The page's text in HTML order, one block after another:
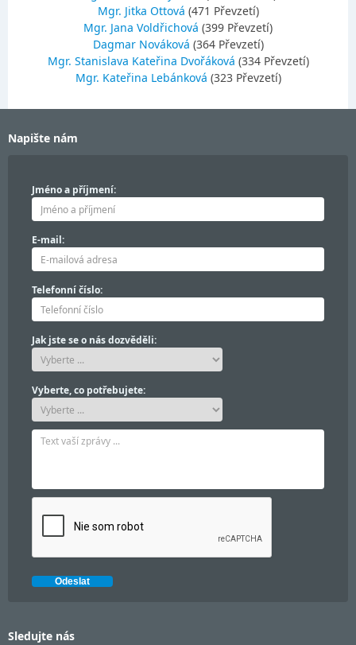
Mgr. Jitka Ottová (471 Převzetí)
Mgr. Jana Voldřichová (399 Převzetí)
Dagmar Nováková (364 Převzetí)
Mgr. Stanislava Kateřina Dvořáková (334 Převzetí)
Mgr. Kateřina Lebánková (323 Převzetí)
Napište nám
Jméno a příjmení:
E-mail:
Telefonní číslo:
Jak jste se o nás dozvěděli:
Vyberte, co potřebujete:
Sledujte nás